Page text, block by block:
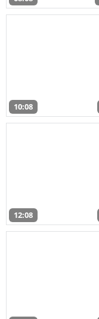
10:08
12:08